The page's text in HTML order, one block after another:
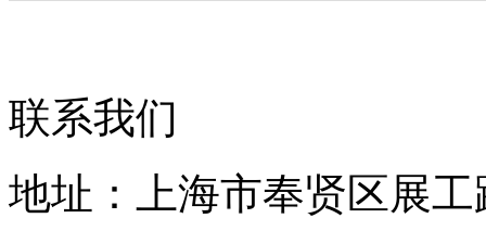
联系我们
地址：上海市奉贤区展工